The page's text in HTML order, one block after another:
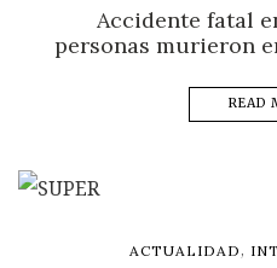
Accidente fatal
personas murieron
READ
ACTUALIDAD ,